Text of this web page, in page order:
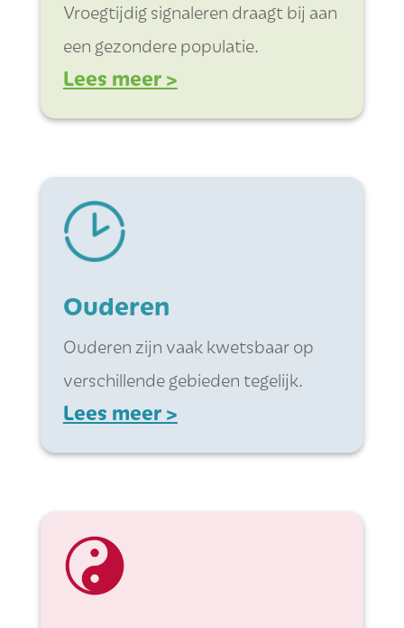
Vroegtijdig signaleren draagt bij aan
een gezondere populatie.
Lees meer >
Ouderen
Ouderen zijn vaak kwetsbaar op
verschillende gebieden tegelijk.
Lees meer >